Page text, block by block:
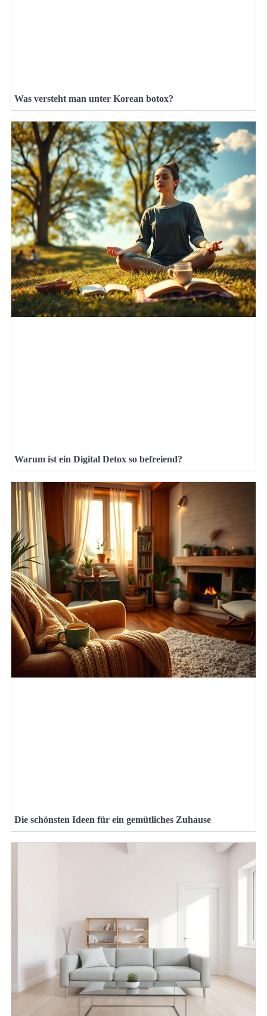
Was versteht man unter Korean botox?
Warum ist ein Digital Detox so befreiend?
Die schönsten Ideen für ein gemütliches Zuhause